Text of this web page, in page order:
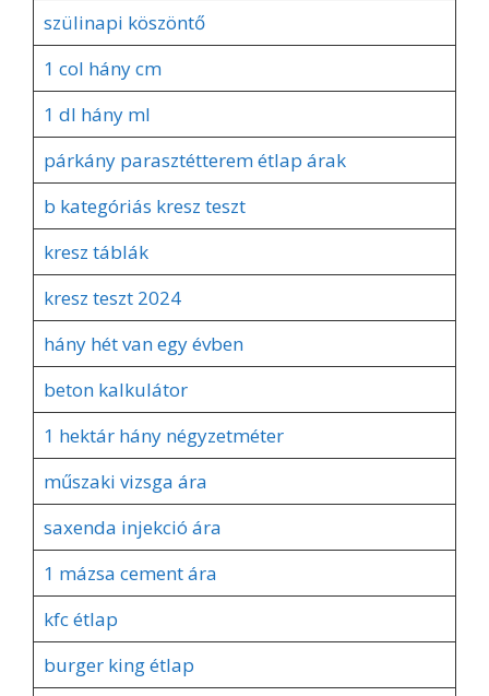
szülinapi köszöntő
1 col hány cm
1 dl hány ml
párkány parasztétterem étlap árak
b kategóriás kresz teszt
kresz táblák
kresz teszt 2024
hány hét van egy évben
beton kalkulátor
1 hektár hány négyzetméter
műszaki vizsga ára
saxenda injekció ára
1 mázsa cement ára
kfc étlap
burger king étlap